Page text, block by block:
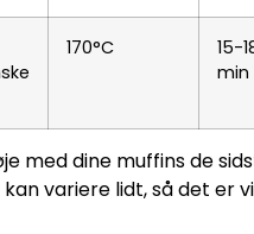
170°C
15-
min
med dine muffins de
variere lidt, så det er